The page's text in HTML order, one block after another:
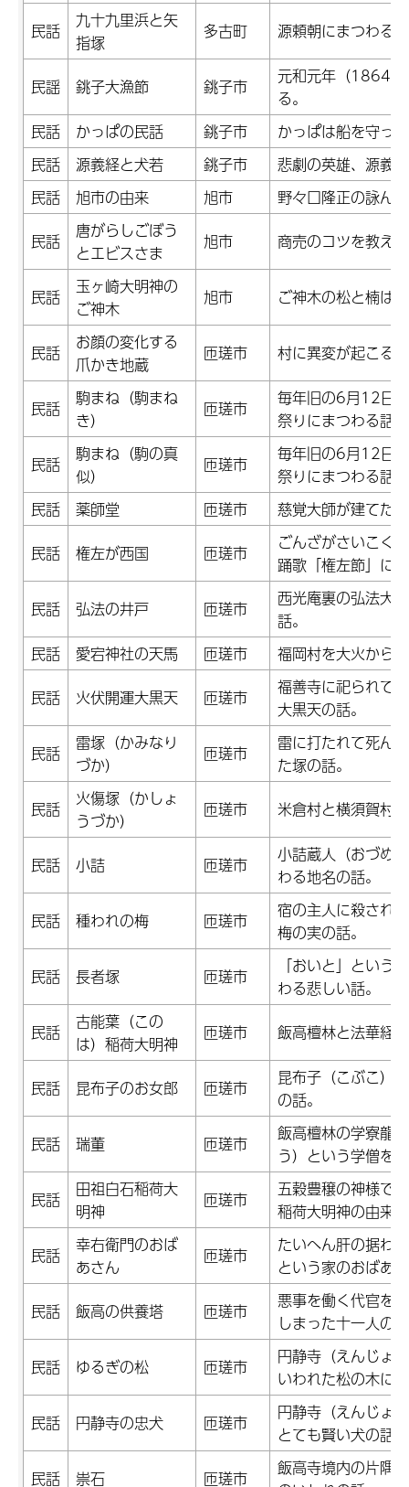
民話
九十九里浜と矢
指塚
多古町 源頼朝にまつわる
民謡 銚子大漁節 銚子市
元和元年（1864）
る。
民話
かっぱの民話 銚子市
かっぱは船を守っ
民話
源義経と犬若 銚子市
悲劇の英雄、源義
民話
旭市の由来 旭市
野々口隆正の詠ん
民話
唐がらしごぼう
とエビスさま
旭市 商売のコツを教え
民話
玉ヶ崎大明神の
ご神木
旭市 ご神木の松と楠は
民話
お顔の変化する
爪かき地蔵
匝瑳市 村に異変が起こる
民話
駒まね（駒まね
き）
匝瑳市
毎年旧の6月12日
祭りにまつわる話。
民話
駒まね（駒の真
似）
匝瑳市
毎年旧の6月12日
祭りにまつわる話。
民話
薬師堂 匝瑳市
慈覚大師が建てた
民話
権左が西国 匝瑳市
ごんざがさいこく
踊歌「権左節」に
民話
弘法の井戸 匝瑳市
西光庵裏の弘法大
話。
民話
愛宕神社の天馬 匝瑳市
福岡村を大火から
民話
火伏開運大黒天 匝瑳市
福善寺に祀られて
大黒天の話。
民話
雷塚（かみなり
づか）
匝瑳市
雷に打たれて死ん
た塚の話。
民話
火傷塚（かしょ
うづか）
匝瑳市 米倉村と横須賀村
民話 小詰 匝瑳市
小詰蔵人（おづめ
わる地名の話。
民話
種われの梅 匝瑳市
宿の主人に殺され
梅の実の話。
民話
長者塚 匝瑳市
「おいと」という
わる悲しい話。
民話
古能葉（この
は）稲荷大明神
匝瑳市 飯高檀林と法華経
民話 昆布子のお女郎 匝瑳市
昆布子（こぶこ）
の話。
民話
瑞董 匝瑳市
飯高檀林の学寮龍
う）という学僧を
民話
田祖白石稲荷大
明神
匝瑳市
五穀豊穣の神様で
稲荷大明神の由来
民話
幸右衛門のおば
あさん
匝瑳市
たいへん肝の据わ
という家のおばあ
民話
飯高の供養塔 匝瑳市
悪事を働く代官を
しまった十一人の
民話
ゆるぎの松 匝瑳市
円静寺（えんじょ
いわれた松の木に
民話
円静寺の忠犬 匝瑳市
円静寺（えんじょ
とても賢い犬の話。
民話
祟石 匝瑳市
飯高寺境内の片隅